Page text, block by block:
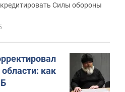
Силы обороны
как